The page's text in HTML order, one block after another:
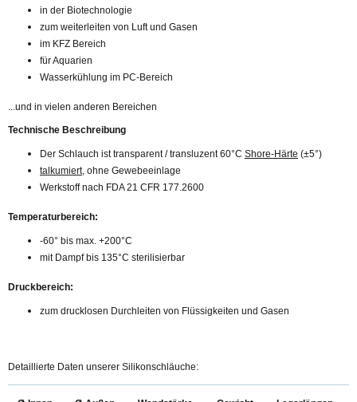
in der Biotechnologie
zum weiterleiten von Luft und Gasen
im KFZ Bereich
für Aquarien
Wasserkühlung im PC-Bereich
...und in vielen anderen Bereichen
Technische Beschreibung
Der Schlauch ist transparent / transluzent 60°C Shore-Härte (±5°)
talkumiert, ohne Gewebeeinlage
Werkstoff nach FDA 21 CFR 177.2600
Temperaturbereich:
-60° bis max. +200°C
mit Dampf bis 135°C sterilisierbar
Druckbereich:
zum drucklosen Durchleiten von Flüssigkeiten und Gasen
Detaillierte Daten unserer Silikonschläuche: